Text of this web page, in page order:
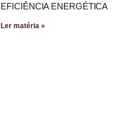
EFICIÊNCIA ENERGÉTICA
Ler matéria »